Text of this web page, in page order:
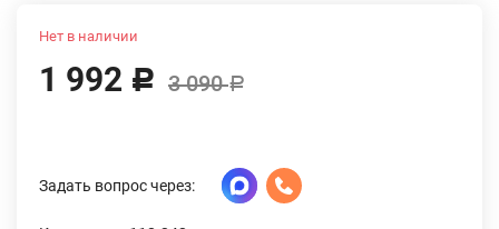
Нет в наличии
1 992 Р 3 090Р
Задать вопрос через: